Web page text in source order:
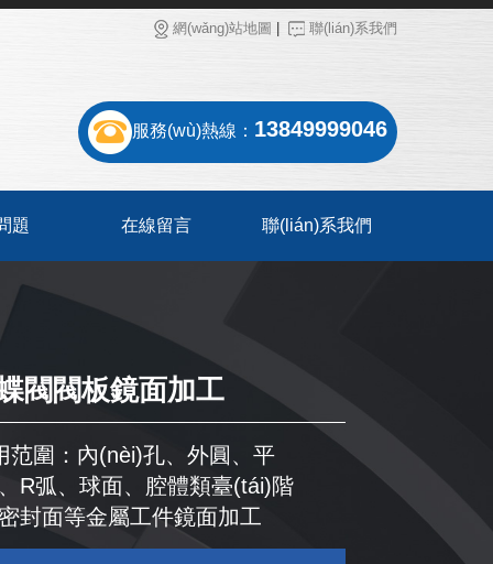
網(wǎng)站地圖 聯(lián)系我們
服務(wù)熱線： 13849999046
題 在線留言 聯(lián)系我們
閥閥板鏡面加工
圍：內(nèi)孔、外圓、平
、R弧、球面、腔體類臺(tái)階
封面等金屬工件鏡面加工